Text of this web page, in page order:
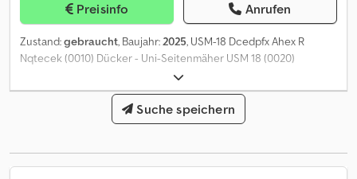
Preisinfo Anrufen
Zustand:gebraucht, Baujahr:2025, USM-18 Dcedpfx Ahex R
Nqtecek (0010) Dücker - Uni-Seitenmäher USM 18 (0020)
Walterscheid-Gelenkwelle mit Freilauf (0030) 540er Trieb (0040)
hydr. Seitenverstellung 60 cm ( 1 (0050) doppeltwirkendes
Steuergerät erforderl.) (0060) grosse Tastwalze +
Mähgehäuseerhöhung (0070) Verstärkte Ausführung: Welle,
Verschleißkunstoff (0100) (wechselbar) in Mäherhaube montiert
Suche speichern